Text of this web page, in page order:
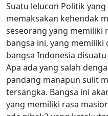
Suatu lelucon Politik
memaksakan kehendak
seseorang yang memiliki
bangsa ini, yang
bangsa Indonesia
Apa ada yang salah
pandang manapun sulit
tersangka. Bangsa ini
yang memiliki rasa